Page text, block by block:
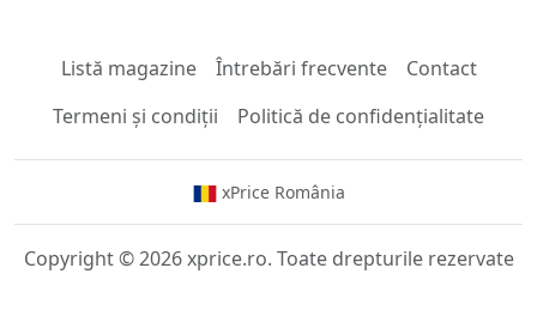
Listă magazine Întrebări frecvente
Contact
Termeni și condiții
Politică de confidențialitate
xPrice România
Copyright © 2026 xprice.ro. Toate drepturile rezervate